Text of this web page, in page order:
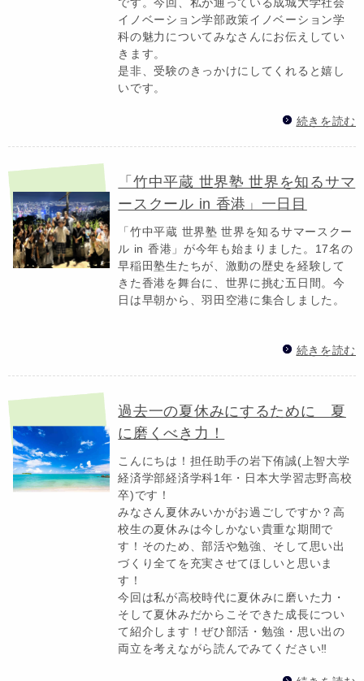
イノベーション学部政策イノベーション学
科の魅力についてみなさんにお伝えしてい
きます。
是非、受験のきっかけにしてくれると嬉し
いです。
続きを読む
「竹中平蔵 世界塾 世界を知るサマ
ースクール in 香港」一日目
「竹中平蔵 世界塾 世界を知るサマースクー
ル in 香港」が今年も始まりました。17名の
早稲田塾生たちが、激動の歴史を経験して
きた香港を舞台に、世界に挑む五日間。今
日は早朝から、羽田空港に集合しました。
続きを読む
過去一の夏休みにするために 夏
に磨くべき力！
こんにちは！担任助手の岩下侑誠(上智大学
経済学部経済学科1年・日本大学習志野高校
卒)です！
みなさん夏休みいかがお過ごしですか？高
校生の夏休みは今しかない貴重な期間で
す！そのため、部活や勉強、そして思い出
づくり全てを充実させてほしいと思いま
す！
今回は私が高校時代に夏休みに磨いた力・
そして夏休みだからこそできた成長につい
て紹介します！ぜひ部活・勉強・思い出の
両立を考えながら読んでみてください‼️